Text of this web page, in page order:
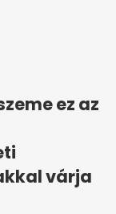
ez az
várja